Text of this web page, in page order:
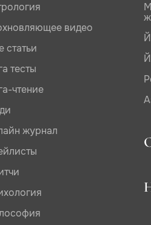
видео
статьи
тесты
чтение
журнал